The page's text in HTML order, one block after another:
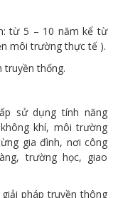
từ 5 – 10 năm kể từ
môi trường thực tế ).
truyền thống.
sử dụng tính năng
khí, môi trường
gia đình, nơi công
trường học, giao
pháp truyền thông